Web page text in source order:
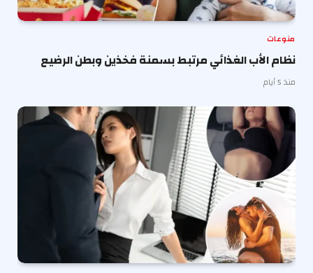
منوعات
نظام الأب الغذائي مرتبط بسمنة فخذين وبطن الرضيع
منذ 5 أيام